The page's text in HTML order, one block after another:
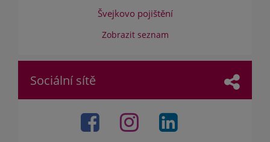
Švejkovo pojištění
Zobrazit seznam
Sociální sítě